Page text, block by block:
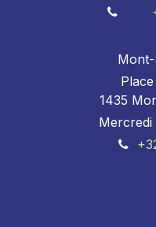
1435
Mercredi